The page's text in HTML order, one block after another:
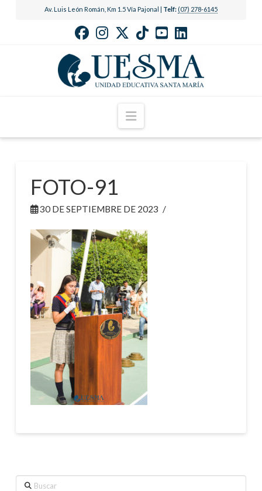
Av. Luis León Román, Km 1.5 Vía Pajonal | Telf: (07) 278-6145
Navigation
FOTO-91
30 DE SEPTIEMBRE DE 2023
Buscar